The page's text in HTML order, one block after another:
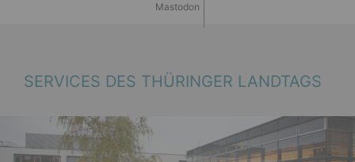
Mastodon
SERVICES DES THÜRINGER LANDTAGS